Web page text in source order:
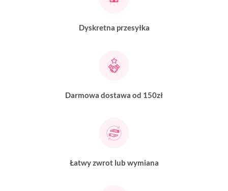
Dyskretna przesyłka
Darmowa dostawa od 150zł
Łatwy zwrot lub wymiana